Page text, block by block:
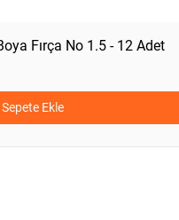
Fırça No 1.5 - 12 Adet
Sepete Ekle